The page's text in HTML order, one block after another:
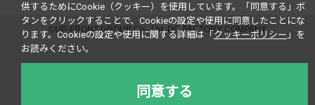
©UP-FRONT GROUP Co., Ltd. DC-FACTORY COMPANY
供するためにCookie（クッキー）を使用しています。
「同意する」ボ
タンをクリックすることで、Cookieの設定や使用に同意したことにな
ります。Cookieの設定や使用に関する詳細は「 クッキーポリシー 」を
お読みください。
同意する